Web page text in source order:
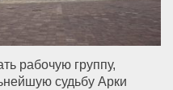
рабочую группу,
судьбу Арки